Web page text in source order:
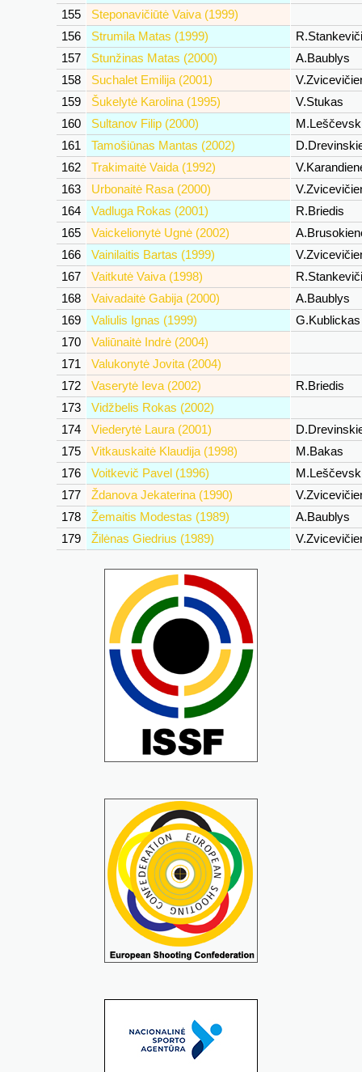
155
Steponavičiūtė Vaiva (1999)
156
Strumila Matas (1999)
157
Stunžinas Matas (2000)
A.Baublys
158
Suchalet Emilija (2001)
159
Šukelytė Karolina (1995)
V.Stukas
160
Sultanov Filip (2000)
161
Tamošiūnas Mantas (2002)
162
Trakimaitė Vaida (1992)
163
Urbonaitė Rasa (2000)
164
Vadluga Rokas (2001)
R.Briedis
165
Vaickelionytė Ugnė (2002)
166
Vainilaitis Bartas (1999)
167
Vaitkutė Vaiva (1998)
168
Vaivadaitė Gabija (2000)
A.Baublys
169
Valiulis Ignas (1999)
170
Valiūnaitė Indrė (2004)
171
Valukonytė Jovita (2004)
172
Vaserytė Ieva (2002)
R.Briedis
173
Vidžbelis Rokas (2002)
174
Viederytė Laura (2001)
175
Vitkauskaitė Klaudija (1998)
M.Bakas
176
Voitkevič Pavel (1996)
177
Ždanova Jekaterina (1990)
178
Žemaitis Modestas (1989)
A.Baublys
179
Žilėnas Giedrius (1989)